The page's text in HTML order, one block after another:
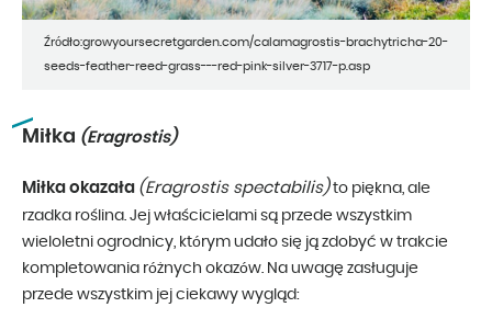
Źródło:growyoursecretgarden.com/calamagrostis-brachytricha-20-
seeds-feather-reed-grass---red-pink-silver-3717-p.asp
Miłka (Eragrostis)
Miłka okazała (Eragrostis spectabilis)to piękna, ale
rzadka roślina. Jej właścicielami są przede wszystkim
wieloletni ogrodnicy, którym udało się ją zdobyć w trakcie
kompletowania różnych okazów. Na uwagę zasługuje
przede wszystkim jej ciekawy wygląd: